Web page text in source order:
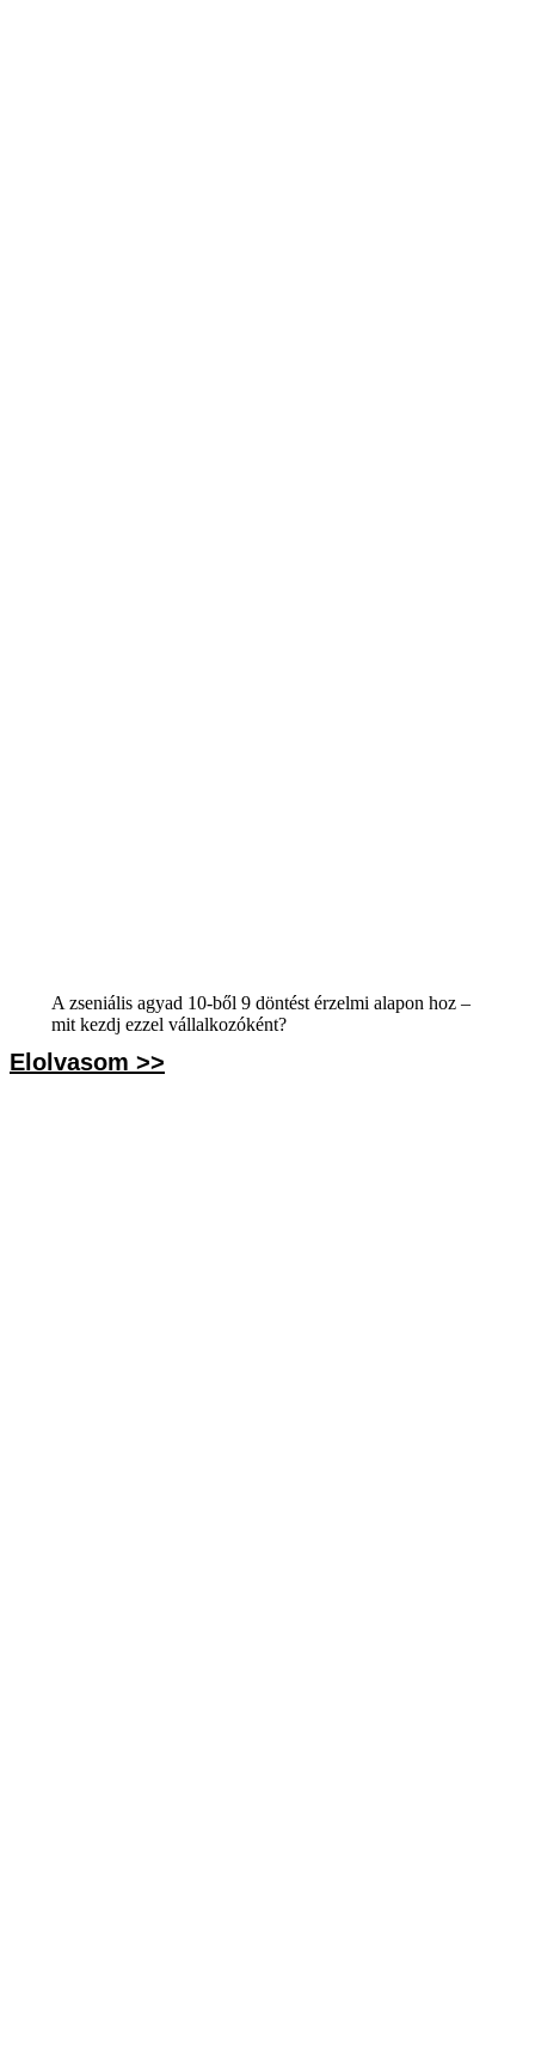
A zseniális agyad 10-ből 9 döntést érzelmi alapon hoz –
mit kezdj ezzel vállalkozóként?
Elolvasom >>